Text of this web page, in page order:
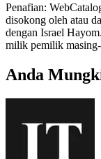
Penafian:
disokong oleh atau
dengan Israel
milik pemilik
Anda